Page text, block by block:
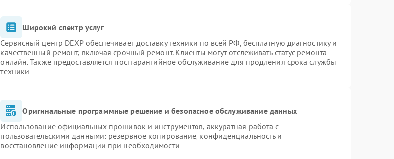
Широкий спектр услуг
Сервисный центр DEXP обеспечивает доставку техники по всей РФ, бесплатную диагностику и
качественный ремонт, включая срочный ремонт. Клиенты могут отслеживать статус ремонта
онлайн. Также предоставляется постгарантийное обслуживание для продления срока службы
техники
Оригинальные программные решение и безопасное обслуживание данных
Использование официальных прошивок и инструментов, аккуратная работа с
пользовательскими данными: резервное копирование, конфиденциальность и
восстановление информации при необходимости